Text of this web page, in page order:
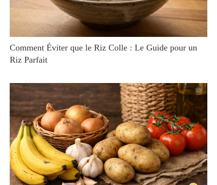
Comment Éviter que le Riz Colle : Le Guide pour un
Riz Parfait